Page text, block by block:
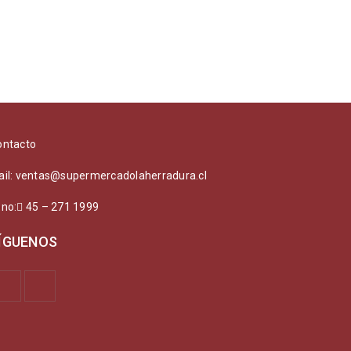
ventas@supermercadolaherradura.cl
45 – 271 1999